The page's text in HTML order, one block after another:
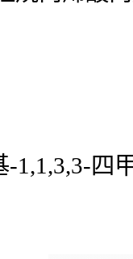
-1,1,3,3-四